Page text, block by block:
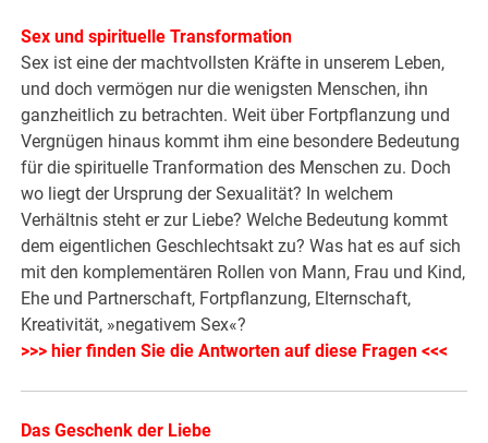
Sex und spirituelle Transformation
Sex ist eine der machtvollsten Kräfte in unserem Leben,
und doch vermögen nur die wenigsten Menschen, ihn
ganzheitlich zu betrachten. Weit über Fortpflanzung und
Vergnügen hinaus kommt ihm eine besondere Bedeutung
für die spirituelle Tranformation des Menschen zu. Doch
wo liegt der Ursprung der Sexualität? In welchem
Verhältnis steht er zur Liebe? Welche Bedeutung kommt
dem eigentlichen Geschlechtsakt zu? Was hat es auf sich
mit den komplementären Rollen von Mann, Frau und Kind,
Ehe und Partnerschaft, Fortpflanzung, Elternschaft,
Kreativität, »negativem Sex«?
>>> hier finden Sie die Antworten auf diese Fragen <<<
Das Geschenk der Liebe